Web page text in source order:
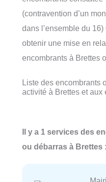
(contravention d’un
dans l’ensemble du
obtenir une mise en
encombrants à Brettes
Liste des encombrants
activité à Brettes et aux
Il y a 1 services des
ou débarras à Brettes :